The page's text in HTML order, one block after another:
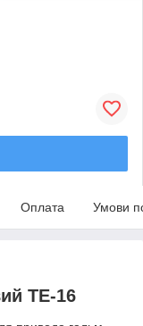
Оплата Умови
ТЕ-16